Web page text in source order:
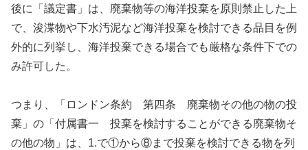
後に「議定書」は、廃棄物等の海洋投棄を原則禁止した上
で、浚渫物や下水汚泥など海洋投棄を検討できる品目を例
外的に列挙し、海洋投棄できる場合でも厳格な条件下での
み許可した。
つまり、「ロンドン条約 第四条 廃棄物その他の物の投
棄」の「付属書一 投棄を検討することができる廃棄物そ
の他の物」は、1.で①から⑧まで投棄を検討できる物を列